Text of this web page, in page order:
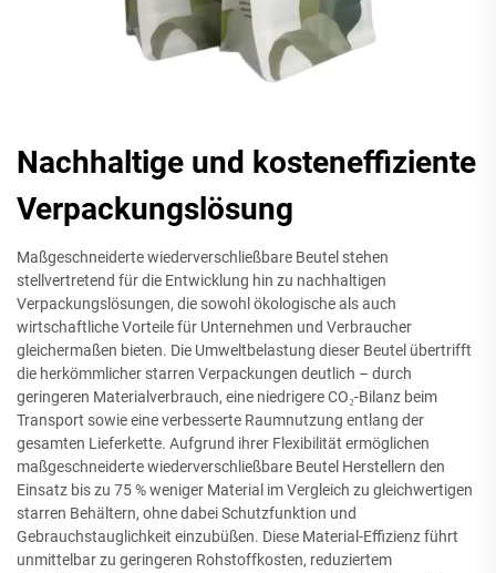
Nachhaltige und kosteneffiziente
Verpackungslösung
Maßgeschneiderte wiederverschließbare Beutel stehen
stellvertretend für die Entwicklung hin zu nachhaltigen
Verpackungslösungen, die sowohl ökologische als auch
wirtschaftliche Vorteile für Unternehmen und Verbraucher
gleichermaßen bieten. Die Umweltbelastung dieser Beutel übertrifft
die herkömmlicher starren Verpackungen deutlich – durch
geringeren Materialverbrauch, eine niedrigere CO₂-Bilanz beim
Transport sowie eine verbesserte Raumnutzung entlang der
gesamten Lieferkette. Aufgrund ihrer Flexibilität ermöglichen
maßgeschneiderte wiederverschließbare Beutel Herstellern den
Einsatz bis zu 75 % weniger Material im Vergleich zu gleichwertigen
starren Behältern, ohne dabei Schutzfunktion und
Gebrauchstauglichkeit einzubüßen. Diese Material-Effizienz führt
unmittelbar zu geringeren Rohstoffkosten, reduziertem